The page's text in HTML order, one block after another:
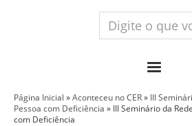
Página Inicial »Aconteceu no CER» III
Pessoa com Deficiência » III Seminário da
com Deficiência